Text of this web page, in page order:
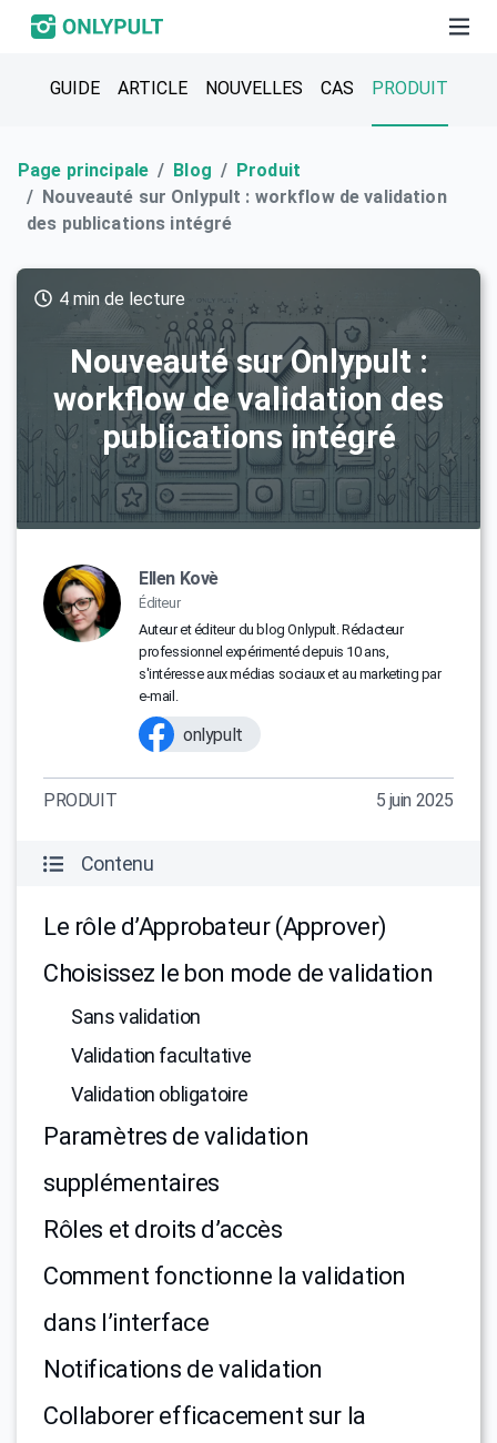
GUIDE ARTICLE NOUVELLES CAS PRODUIT
Page principale Blog
Produit
Nouveauté sur Onlypult : workflow de validation
des publications intégré
Nouveauté sur Onlypult :
workflow de validation des
publications intégré
4 min de lecture
Ellen Kovè
Éditeur
Auteur et éditeur du blog Onlypult. Rédacteur
professionnel expérimenté depuis 10 ans,
s'intéresse aux médias sociaux et au marketing par
e-mail.
onlypult
PRODUIT 5 juin 2025
Contenu
Le rôle d’Approbateur (Approver)
Choisissez le bon mode de validation
Sans validation
Validation facultative
Validation obligatoire
Paramètres de validation
supplémentaires
Rôles et droits d’accès
Comment fonctionne la validation
dans l’interface
Notifications de validation
Collaborer efficacement sur la